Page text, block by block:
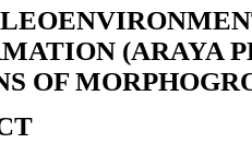
(ARAYA
OF